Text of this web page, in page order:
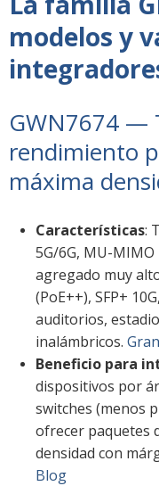
modelos y
GWN7674 —
rendimiento
máxima
Características:
5G/6G, MU-
agregado muy
(PoE++), SFP+
auditorios,
inalámbricos.
Beneficio para
dispositivos por
switches (menos
ofrecer paquetes
densidad con
Blog